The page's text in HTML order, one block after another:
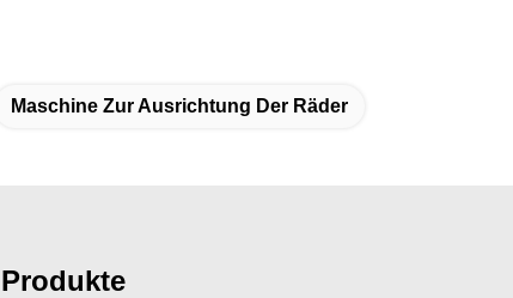
Maschine Zur Ausrichtung Der Räder